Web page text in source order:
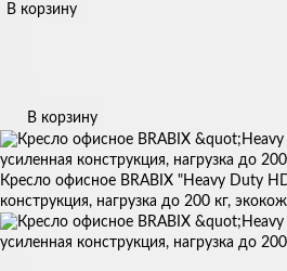
В корзину
В корзину
Кресло офисное BRABIX "Heavy Duty
конструкция, нагрузка до 200 кг,